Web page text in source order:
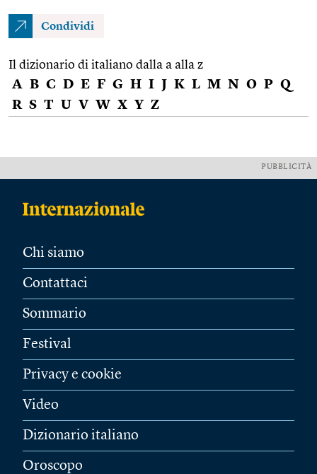
Condividi
Il dizionario di italiano dalla a alla z
A B C D E F G H I J K L M N O P Q
R S T U V W X Y Z
PUBBLICITÀ
Chi siamo
Contattaci
Sommario
Festival
Privacy e cookie
Video
Dizionario italiano
Oroscopo